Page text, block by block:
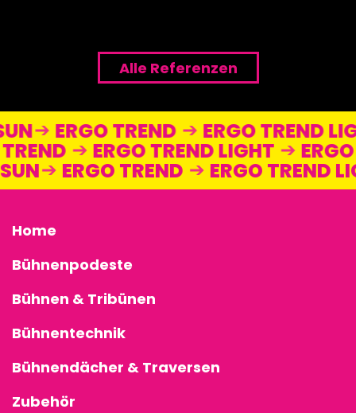
Alle Referenzen
SUN ERGO TREND ERGO TREND
ERGO TREND LIGHT ERGO
SUN ERGO TREND ERGO TREND
Home
Bühnenpodeste
Bühnen & Tribünen
Bühnentechnik
Bühnendächer & Traversen
Zubehör